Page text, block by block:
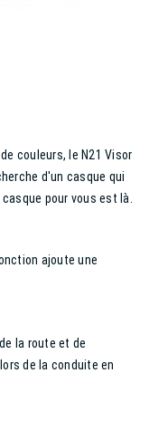
couleurs, le N21 Visor
d'un casque qui
pour vous est là.
ajoute une
la route et de
de la conduite en